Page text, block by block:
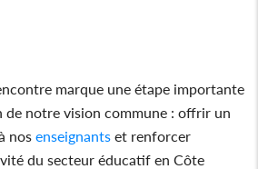
marque une étape importante
de notre vision commune : offrir un
nosenseignants et renforcer
du secteur éducatif en Côte